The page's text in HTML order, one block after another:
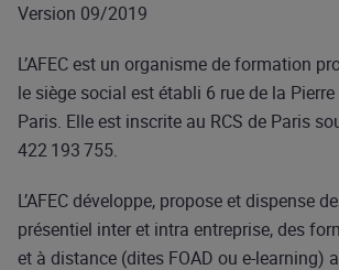
Version 09/2019
L’AFEC est un organisme de formation
le siège social est établi 6 rue de la Pierre
Paris. Elle est inscrite au RCS de Paris
422 193 755.
L’AFEC développe, propose et dispense
présentiel inter et intra entreprise, des
et à distance (dites FOAD ou e-learning)